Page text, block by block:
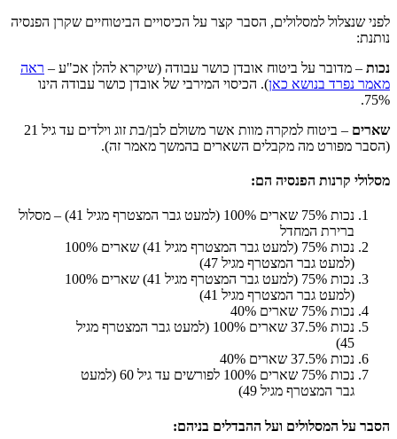
לפני שנצלול למסלולים, הסבר קצר על הכיסויים הביטוחיים שקרן הפנסיה
נותנת:
נכות – מדובר על ביטוח אובדן כושר עבודה (שיקרא להלן אכ"ע – ראה
מאמר נפרד בנושא כאן). הכיסוי המירבי של אובדן כושר עבודה הינו
75%.
שארים
– ביטוח למקרה מוות אשר משולם לבן/בת זוג וילדים עד גיל 21
(הסבר מפורט מה מקבלים השארים בהמשך מאמר זה).
מסלולי קרנות הפנסיה הם:
נכות 75% שארים 100% (למעט גבר המצטרף מגיל 41) – מסלול
ברירת המחדל
נכות 75% (למעט גבר המצטרף מגיל 41) שארים 100%
(למעט גבר המצטרף מגיל 47)
נכות 75% (למעט גבר המצטרף מגיל 41) שארים 100%
(למעט גבר המצטרף מגיל 41)
נכות 75% שארים 40%
נכות 37.5% שארים 100% (למעט גבר המצטרף מגיל
45)
נכות 37.5% שארים 40%
נכות 75% שארים 100% לפורשים עד גיל 60 (למעט
גבר המצטרף מגיל 49)
הסבר על המסלולים ועל ההבדלים בניהם: